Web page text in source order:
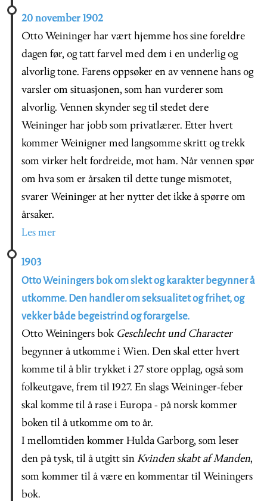
20 november 1902
Otto Weininger har vært hjemme hos sine foreldre
dagen før, og tatt farvel med dem i en underlig og
alvorlig tone. Farens oppsøker en av vennene hans og
varsler om situasjonen, som han vurderer som
alvorlig. Vennen skynder seg til stedet dere
Weininger har jobb som privatlærer. Etter hvert
kommer Weinigner med langsomme skritt og trekk
som virker helt fordreide, mot ham. Når vennen spør
om hva som er årsaken til dette tunge mismotet,
svarer Weininger at her nytter det ikke å spørre om
årsaker.
Les mer
1903
Otto Weiningers bok om slekt og karakter begynner å
utkomme. Den handler om seksualitet og frihet, og
vekker både begeistrind og forargelse.
Otto Weiningers bok Geschlecht und Character
begynner å utkomme i Wien. Den skal etter hvert
komme til å blir trykket i 27 store opplag, også som
folkeutgave, frem til 1927. En slags Weininger-feber
skal komme til å rase i Europa - på norsk kommer
boken til å utkomme om to år.
I mellomtiden kommer Hulda Garborg, som leser
den på tysk, til å utgitt sin Kvinden skabt af Manden,
som kommer til å være en kommentar til Weiningers
bok.